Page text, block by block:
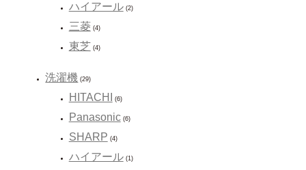
ハイアール(2)
三菱(4)
東芝 (4)
洗濯機 (29)
HITACHI (6)
Panasonic(6)
SHARP (4)
ハイアール(1)